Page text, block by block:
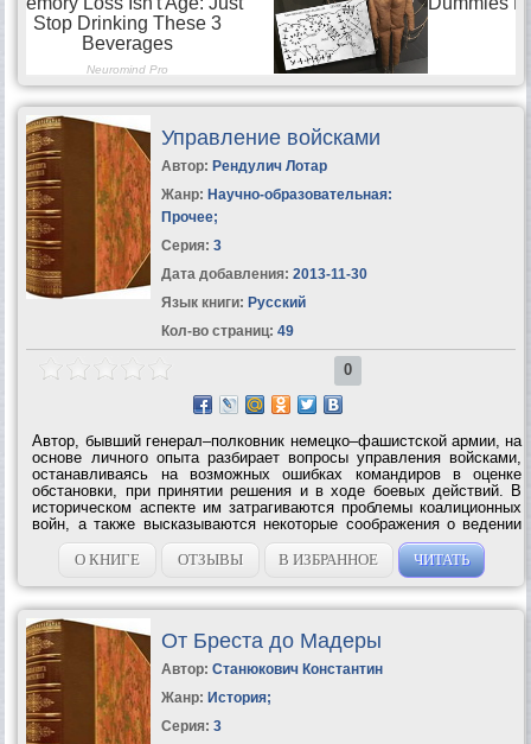
Управление войсками
Автор: Рендулич Лотар
Жанр: Научно-образовательная:
Прочее;
Серия: 3
Дата добавления: 2013-11-30
Язык книги: Русский
Кол-во страниц: 49
0
Автор, бывший генерал–полковник немецко–фашистской армии, на
основе личного опыта разбирает вопросы управления войсками,
останавливаясь на возможных ошибках командиров в оценке
обстановки, при принятии решения и в ходе боевых действий. В
историческом аспекте им затрагиваются проблемы коалиционных
войн, а также высказываются некоторые соображения о ведении
боя и операции в условиях применения ракетно–ядерного...
О КНИГЕ
ОТЗЫВЫ В ИЗБРАННОЕ ЧИТАТЬ
От Бреста до Мадеры
Автор: Станюкович Константин
Жанр: История;
Серия: 3